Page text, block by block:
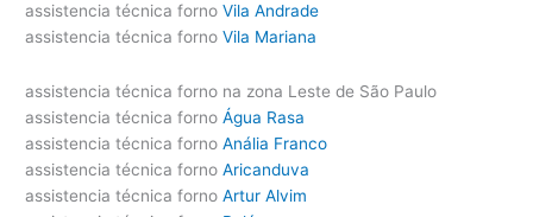
assistencia técnica forno Vila Andrade
assistencia técnica forno Vila Mariana
assistencia técnica forno na zona Leste de São Paulo
assistencia técnica forno Água Rasa
assistencia técnica forno Anália Franco
assistencia técnica forno Aricanduva
assistencia técnica forno Artur Alvim